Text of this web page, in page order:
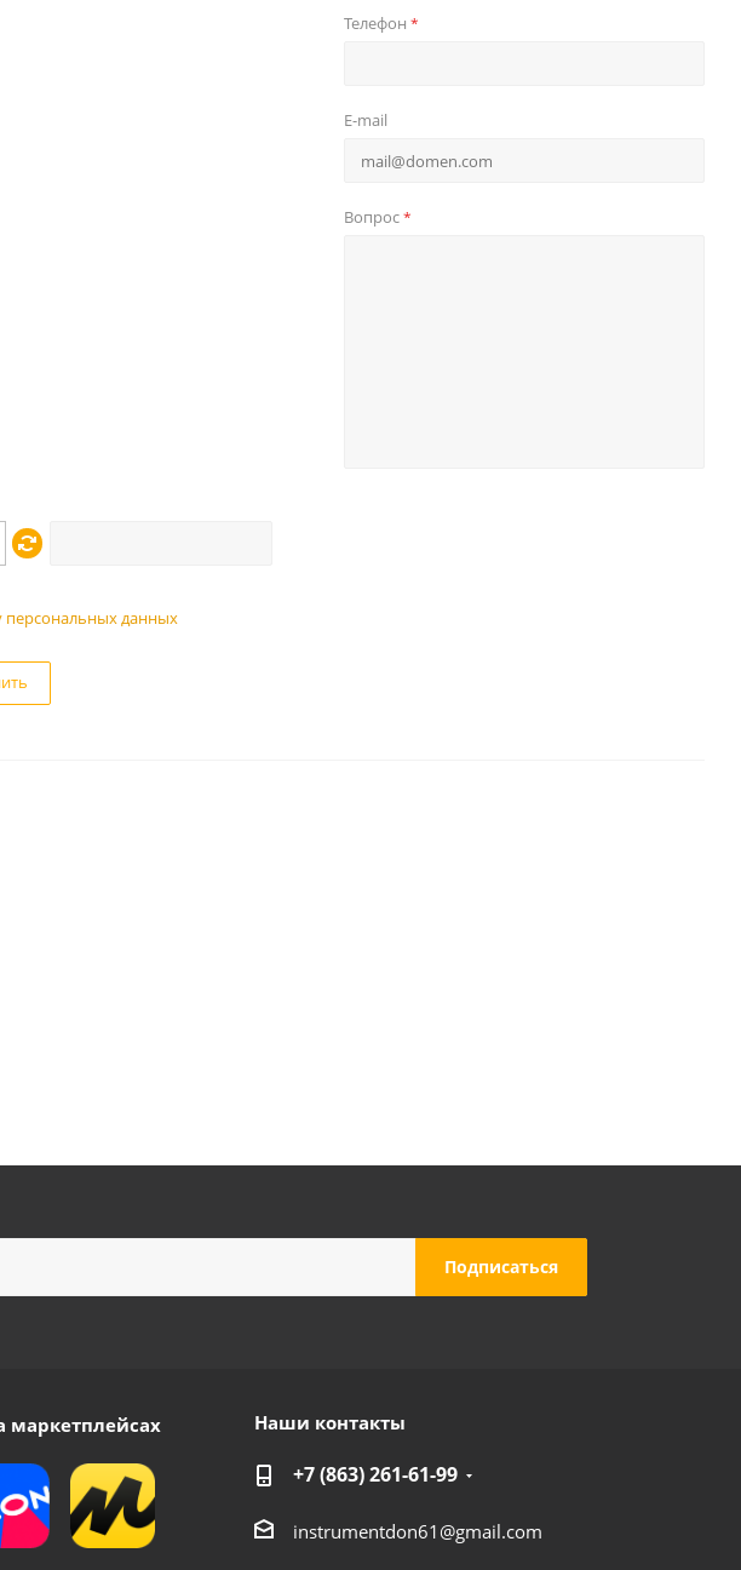
Телефон *
E-mail
Вопрос*
персональных данных
маркетплейсах Наши контакты
+7 (863) 261-61-99
instrumentdon61@gmail.com